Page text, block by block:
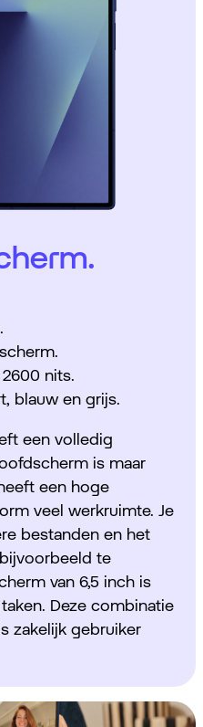
nits.
blauw en grijs.
een volledig
is maar
een hoge
veel werkruimte. Je
bestanden en het
te
van 6,5 inch is
Deze combinatie
zakelijk gebruiker